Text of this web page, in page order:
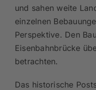
und sahen weite
einzelnen
Perspektive. Den
Eisenbahnbrücke
betrachten.
Das historische